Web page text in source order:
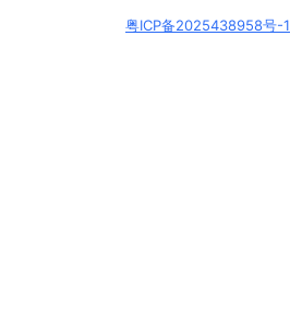
粤ICP备2025438958号-1